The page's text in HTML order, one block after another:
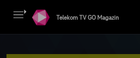
Telekom TV GO Magazin